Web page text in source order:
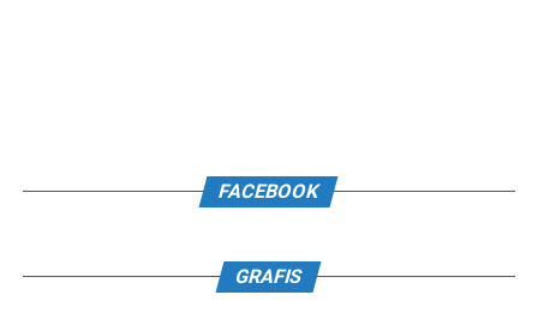
FACEBOOK
GRAFIS